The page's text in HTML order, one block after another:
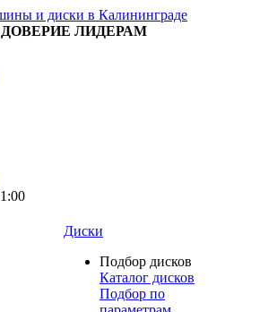
ЛИДЕРАМ
Диски
Подбор дисков
Каталог дисков
Подбор по